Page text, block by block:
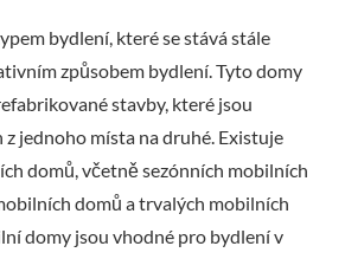
bydlení, které se stává stále
způsobem bydlení. Tyto domy
stavby, které jsou
z jednoho místa na druhé. Existuje
domů, včetně sezónních mobilních
domů a trvalých mobilních
domy jsou vhodné pro bydlení v